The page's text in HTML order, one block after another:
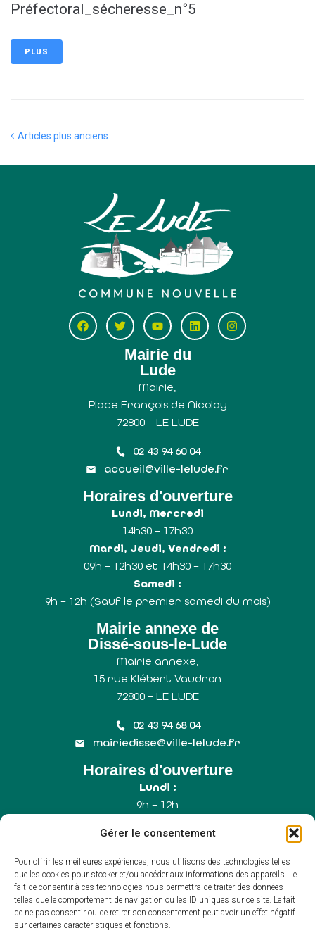
Gérer le consentement
Pour offrir les meilleures expériences, nous utilisons des technologies telles
que les cookies pour stocker et/ou accéder aux informations des appareils. Le
fait de consentir à ces technologies nous permettra de traiter des données
telles que le comportement de navigation ou les ID uniques sur ce site. Le fait
de ne pas consentir ou de retirer son consentement peut avoir un effet négatif
sur certaines caractéristiques et fonctions.
Préfectoral_sécheresse_n°5
PLUS
Articles plus anciens
Mairie du
Lude
Mairie,
Place François de Nicolaÿ
72800 – LE LUDE
02 43 94 60 04
accueil@ville-lelude.fr
Horaires d'ouverture
Lundi, Mercredi
14h30 – 17h30
Mardi, Jeudi, Vendredi :
09h – 12h30 et 14h30 – 17h30
Samedi :
9h – 12h (Sauf le premier samedi du mois)
Mairie annexe de
Dissé-sous-le-Lude
Mairie annexe,
15 rue Klébert Vaudron
72800 – LE LUDE
02 43 94 68 04
mairiedisse@ville-lelude.fr
Horaires d'ouverture
Lundi :
9h – 12h
9h – 12h
Samedi :
9h – 12h (Uniquement le 1er samedi du mois)
Accessibilité